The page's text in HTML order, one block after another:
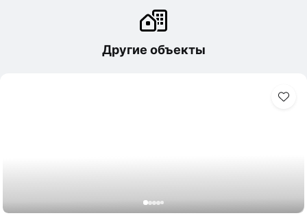
Другие объекты